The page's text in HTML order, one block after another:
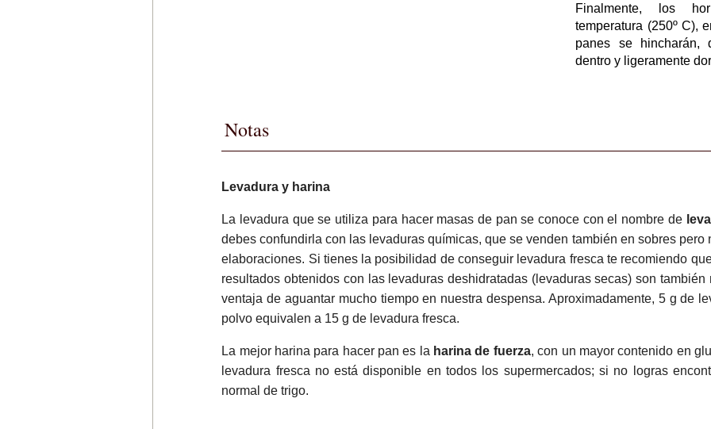
Finalmente, los
temperatura (250º C),
panes se hincharán,
dentro y ligeramente
Notas
Levadura y harina
La levadura que se utiliza para hacer masas de pan se conoce con el nombre de
debes confundirla con las levaduras químicas, que se venden también en sobres pero
elaboraciones. Si tienes la posibilidad de conseguir levadura fresca te recomiendo
resultados obtenidos con las levaduras deshidratadas (levaduras secas) son
ventaja de aguantar mucho tiempo en nuestra despensa. Aproximadamente, 5 g de
polvo equivalen a 15 g de levadura fresca.
La mejor harina para hacer pan es la harina de fuerza, con un mayor contenido en
levadura fresca no está disponible en todos los supermercados; si no logras
normal de trigo.